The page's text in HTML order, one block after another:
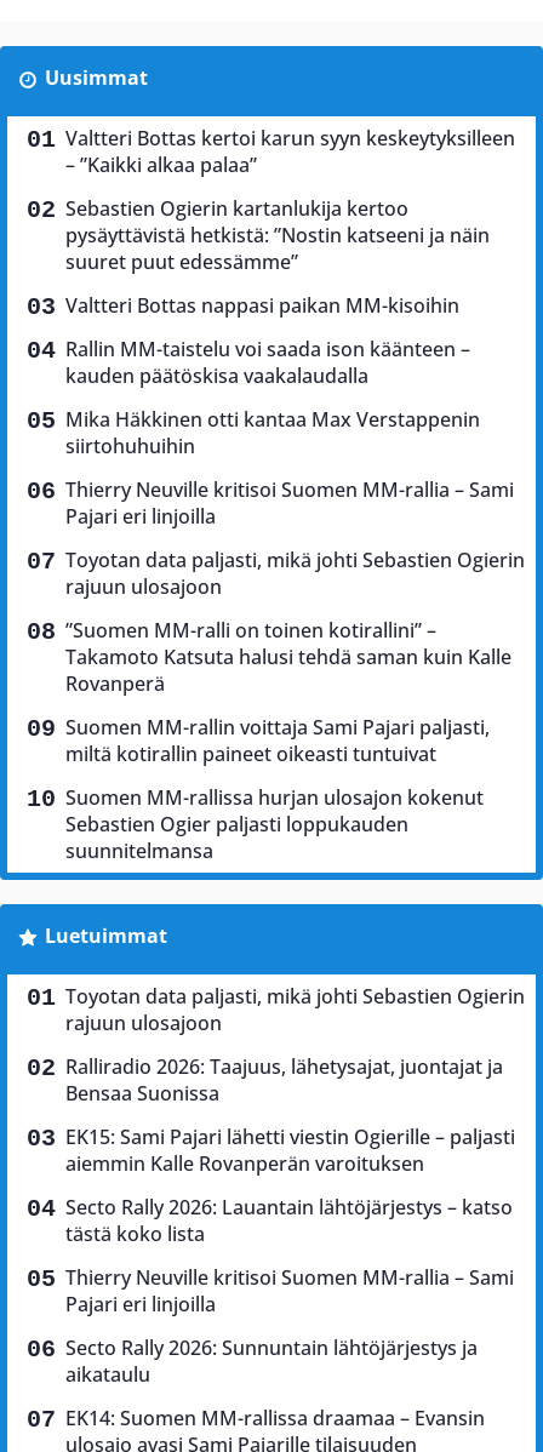
Uusimmat
Valtteri Bottas kertoi karun syyn keskeytyksilleen
– ”Kaikki alkaa palaa”
Sebastien Ogierin kartanlukija kertoo
pysäyttävistä hetkistä: ”Nostin katseeni ja näin
suuret puut edessämme”
Valtteri Bottas nappasi paikan MM-kisoihin
Rallin MM-taistelu voi saada ison käänteen –
kauden päätöskisa vaakalaudalla
Mika Häkkinen otti kantaa Max Verstappenin
siirtohuhuihin
Thierry Neuville kritisoi Suomen MM-rallia – Sami
Pajari eri linjoilla
Toyotan data paljasti, mikä johti Sebastien Ogierin
rajuun ulosajoon
”Suomen MM-ralli on toinen kotirallini” –
Takamoto Katsuta halusi tehdä saman kuin Kalle
Rovanperä
Suomen MM-rallin voittaja Sami Pajari paljasti,
miltä kotirallin paineet oikeasti tuntuivat
Suomen MM-rallissa hurjan ulosajon kokenut
Sebastien Ogier paljasti loppukauden
suunnitelmansa
Luetuimmat
Toyotan data paljasti, mikä johti Sebastien Ogierin
rajuun ulosajoon
Ralliradio 2026: Taajuus, lähetysajat, juontajat ja
Bensaa Suonissa
EK15: Sami Pajari lähetti viestin Ogierille – paljasti
aiemmin Kalle Rovanperän varoituksen
Secto Rally 2026: Lauantain lähtöjärjestys – katso
tästä koko lista
Thierry Neuville kritisoi Suomen MM-rallia – Sami
Pajari eri linjoilla
Secto Rally 2026: Sunnuntain lähtöjärjestys ja
aikataulu
EK14: Suomen MM-rallissa draamaa – Evansin
ulosajo avasi Sami Pajarille tilaisuuden